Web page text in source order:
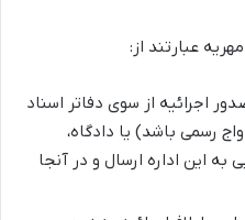
عبارتند از:
اجرائیه از سوی دفاتر اسناد
رسمی باشد) یا دادگاه،
به این اداره ارسال و در آنجا